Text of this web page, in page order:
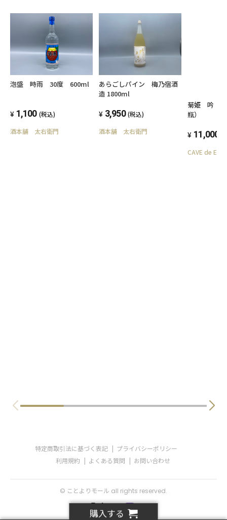
購入する
泡盛 時雨 30度 600ml
1,100 (税込)
酒本舗 太右衛門
あらごしパイン 梅乃宿酒
造 1800ml
3,950 (税込)
酒本舗 太右衛門
菊姫 吟
瓶）
11,000
CAVE de
特定商取引法に基づく表記
プライバシーポリシー
利用規約
よくある質問 お問い合わせ
© ことよりモール all rights reserved.